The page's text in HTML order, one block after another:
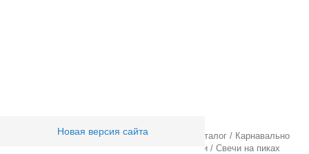
Новая версия сайта
Товары для праздника/ Оптовый каталог / Карнавально
Свечи / Свечи на пиках